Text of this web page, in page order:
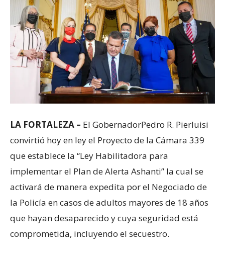
LA FORTALEZA – El GobernadorPedro R. Pierluisi
convirtió hoy en ley el Proyecto de la Cámara 339
que establece la “Ley Habilitadora para
implementar el Plan de Alerta Ashanti” la cual se
activará de manera expedita por el Negociado de
la Policía en casos de adultos mayores de 18 años
que hayan desaparecido y cuya seguridad está
comprometida, incluyendo el secuestro.